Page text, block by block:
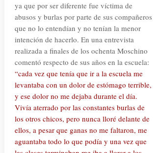
ya que por ser diferente fue víctima de
abusos y burlas por parte de sus compañeros
que no lo entendían y no tenían la menor
intención de hacerlo. En una entrevista
realizada a finales de los ochenta Moschino
comentó respecto de sus años en la escuela:
“cada vez que tenía que ir a la escuela me
levantaba con un dolor de estómago terrible,
y ese dolor no me dejaba durante el día.
Vivía aterrado por las constantes burlas de
los otros chicos, pero nunca lloré delante de
ellos, a pesar que ganas no me faltaron, me
aguantaba todo lo que podía y una vez que